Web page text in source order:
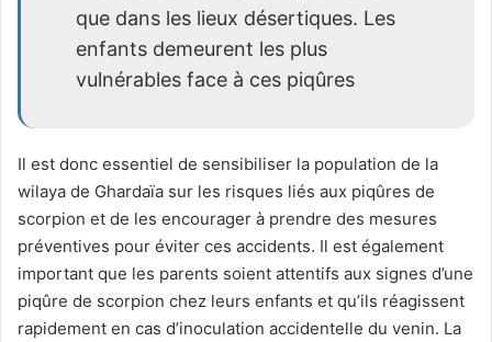
que dans les lieux désertiques. Les
enfants demeurent les plus
vulnérables face à ces piqûres
Il est donc essentiel de sensibiliser la population de la
wilaya de Ghardaïa sur les risques liés aux piqûres de
scorpion et de les encourager à prendre des mesures
préventives pour éviter ces accidents. Il est également
important que les parents soient attentifs aux signes d’une
piqûre de scorpion chez leurs enfants et qu’ils réagissent
rapidement en cas d’inoculation accidentelle du venin. La